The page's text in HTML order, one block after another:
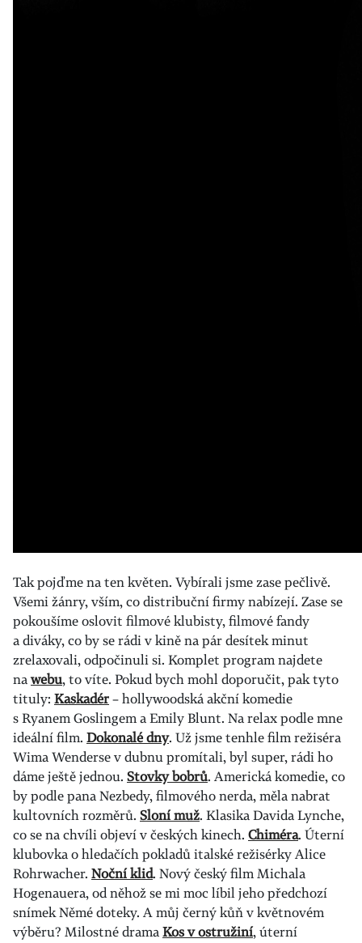
Tak pojďme na ten květen. Vybírali jsme zase pečlivě.
Všemi žánry, vším, co distribuční firmy nabízejí. Zase se
pokoušíme oslovit filmové klubisty, filmové fandy
a diváky, co by se rádi v kině na pár desítek minut
zrelaxovali, odpočinuli si. Komplet program najdete
nawebu, to víte. Pokud bych mohl doporučit, pak tyto
tituly: Kaskadér– hollywoodská akční komedie
s Ryanem Goslingem a Emily Blunt. Na relax podle mne
ideální film. Dokonalé dny. Už jsme tenhle film režiséra
Wima Wenderse v dubnu promítali, byl super, rádi ho
dáme ještě jednou. Stovky bobrů. Americká komedie, co
by podle pana Nezbedy, filmového nerda, měla nabrat
kultovních rozměrů. Sloní muž. Klasika Davida Lynche,
co se na chvíli objeví v českých kinech. Chiméra. Úterní
klubovka o hledačích pokladů italské režisérky Alice
Rohrwacher. Noční klid. Nový český film Michala
Hogenauera, od něhož se mi moc líbil jeho předchozí
snímek Němé doteky. A můj černý kůň v květnovém
výběru? Milostné dramaKos v ostružiní, úterní